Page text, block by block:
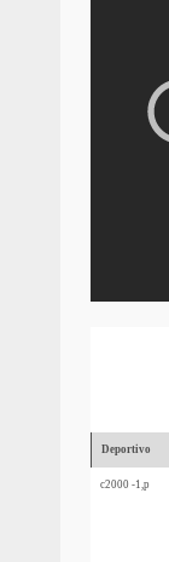
Deportivo
c2000 -1,p